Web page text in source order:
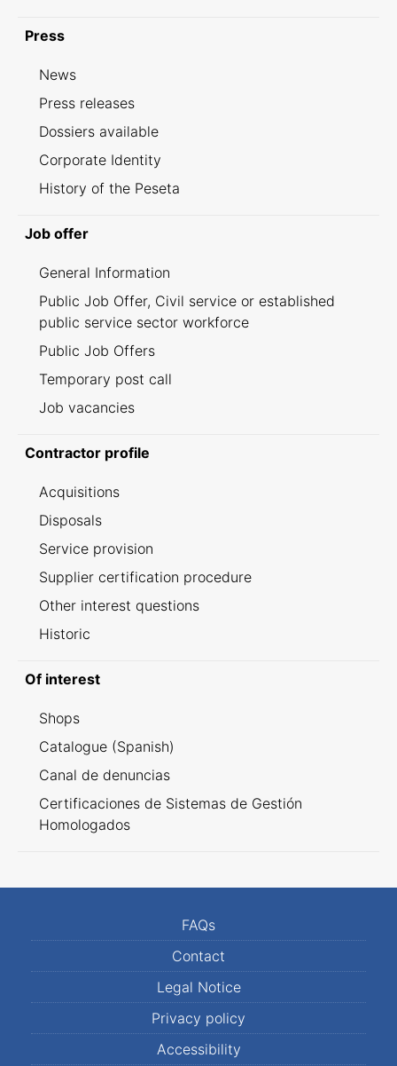
Press
News
Press releases
Dossiers available
Corporate Identity
History of the Peseta
Job offer
General Information
Public Job Offer, Civil service or established
public service sector workforce
Public Job Offers
Temporary post call
Job vacancies
Contractor profile
Acquisitions
Disposals
Service provision
Supplier certification procedure
Other interest questions
Historic
Of interest
Shops
Catalogue (Spanish)
Canal de denuncias
Certificaciones de Sistemas de Gestión
Homologados
FAQs
Contact
Legal Notice
Privacy policy
Accessibility